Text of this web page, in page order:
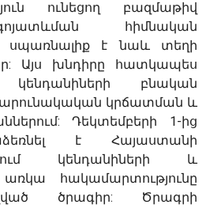
ունեցող բազմաթիվ
հիմնական
սպառնալիք է նաև տեղի
Այս խնդիրը հատկապես
բնական
կրճատման և
Դեկտեմբերի 1-ից
է Հայաստանի
կենդանիների և
հակամարտությունը
ծրագիր: Ծրագրի